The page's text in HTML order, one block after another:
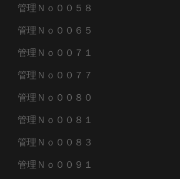
管理Ｎｏ００５８
管理Ｎｏ００６５
管理Ｎｏ００７１
管理Ｎｏ００７７
管理Ｎｏ００８０
管理Ｎｏ００８１
管理Ｎｏ００８３
管理Ｎｏ００９１